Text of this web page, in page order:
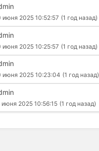
июня 2025 10:52:57 (1 год назад)
июня 2025 10:25:57 (1 год назад)
июня 2025 10:23:04 (1 год назад)
июня 2025 10:56:15 (1 год назад)